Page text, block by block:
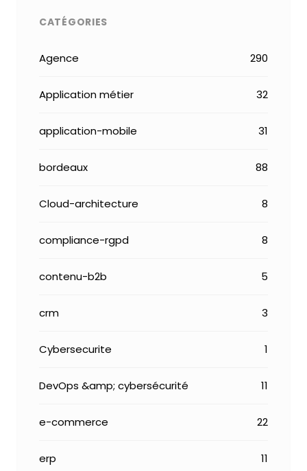
CATÉGORIES
Agence 290
Application métier 32
application-mobile 31
bordeaux 88
Cloud-architecture 8
compliance-rgpd 8
contenu-b2b 5
crm 3
Cybersecurite 1
DevOps &amp; cybersécurité 11
e-commerce 22
erp 11